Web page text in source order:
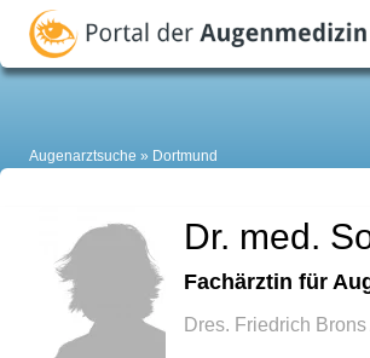
Augenarztsuche Dortmund
Dr. med.
Fachärztin für
Dres. Friedrich